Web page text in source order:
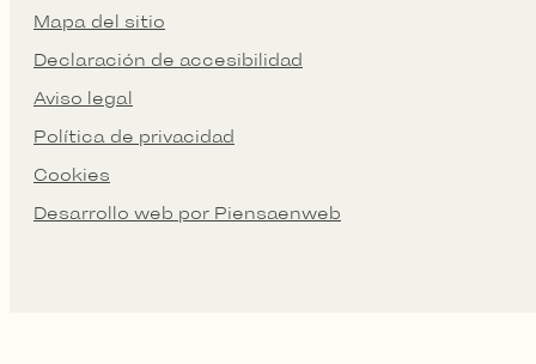
Mapa del sitio
Declaración de accesibilidad
Aviso legal
Política de privacidad
Cookies
Desarrollo web por Piensaenweb